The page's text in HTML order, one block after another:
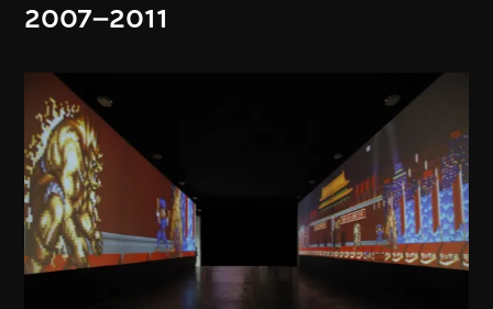
2007–2011